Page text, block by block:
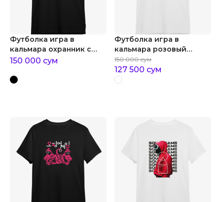
Футболка игра в
кальмара охранник с
фигурами
150 000 сум
Футболка игра в
кальмара розовый
страж
150 000 сум
127 500 сум